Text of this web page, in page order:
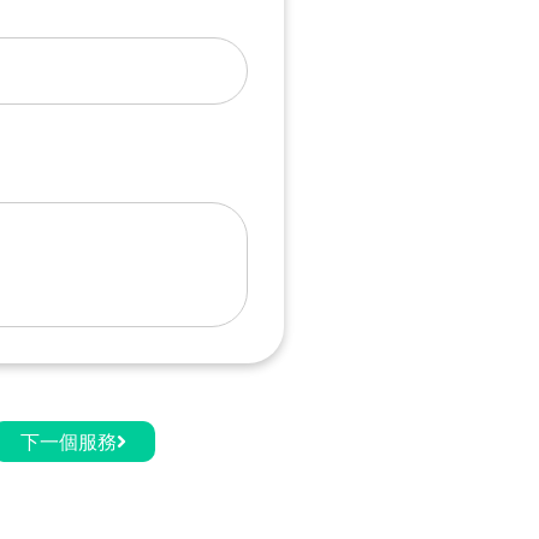
下一個服務